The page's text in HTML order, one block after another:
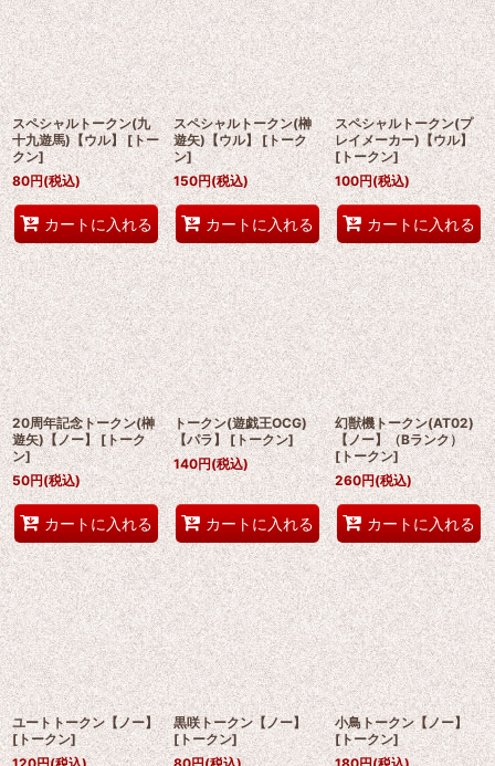
スペシャルトークン(九
十九遊馬)【ウル】 [トー
クン]
80円(税込)
カートに入れる
スペシャルトークン(榊
遊矢)【ウル】 [トーク
ン]
150円(税込)
カートに入れる
スペシャルトークン(プ
レイメーカー)【ウル】
[トークン]
100円(税込)
カートに入れる
20周年記念トークン(榊
遊矢)【ノー】 [トーク
ン]
50円(税込)
カートに入れる
トークン(遊戯王OCG)
【パラ】 [トークン]
140円(税込)
カートに入れる
幻獣機トークン(AT02)
【ノー】（Bランク）
[トークン]
260円(税込)
カートに入れる
ユートトークン【ノー】
[トークン]
黒咲トークン【ノー】
[トークン]
小鳥トークン【ノー】
[トークン]